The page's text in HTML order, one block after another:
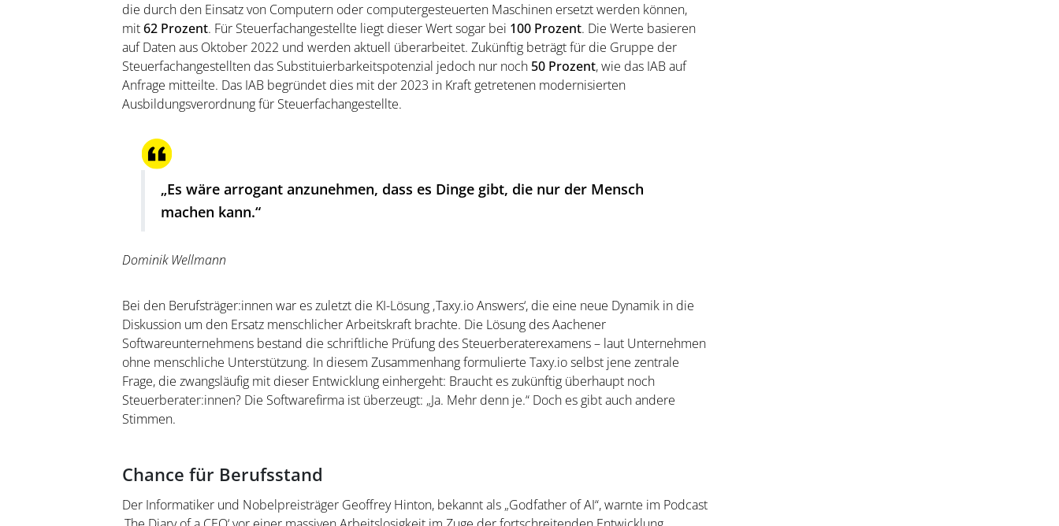
die durch den Einsatz von Computern oder computergesteuerten Maschinen ersetzt werden können,
mit62 Prozent. Für Steuerfachangestellte liegt dieser Wert sogar bei 100 Prozent. Die Werte basieren
auf Daten aus Oktober 2022 und werden aktuell überarbeitet. Zukünftig beträgt für die Gruppe der
Steuerfachangestellten das Substituierbarkeitspotenzial jedoch nur noch 50 Prozent, wie das IAB auf
Anfrage mitteilte. Das IAB begründet dies mit der 2023 in Kraft getretenen modernisierten
Ausbildungsverordnung für Steuerfachangestellte.
„Es wäre arrogant anzunehmen, dass es Dinge gibt, die nur der Mensch
machen kann.“
Dominik Wellmann
Bei den Berufsträger:innen war es zuletzt die KI-Lösung ‚Taxy.io Answers‘, die eine neue Dynamik in die
Diskussion um den Ersatz menschlicher Arbeitskraft brachte. Die Lösung des Aachener
Softwareunternehmens bestand die schriftliche Prüfung des Steuerberaterexamens – laut Unternehmen
ohne menschliche Unterstützung. In diesem Zusammenhang formulierte Taxy.io selbst jene zentrale
Frage, die zwangsläufig mit dieser Entwicklung einhergeht: Braucht es zukünftig überhaupt noch
Steuerberater:innen? Die Softwarefirma ist überzeugt: „Ja. Mehr denn je.“ Doch es gibt auch andere
Stimmen.
Chance für Berufsstand
Der Informatiker und Nobelpreisträger Geoffrey Hinton, bekannt als „Godfather of AI“, warnte im Podcast